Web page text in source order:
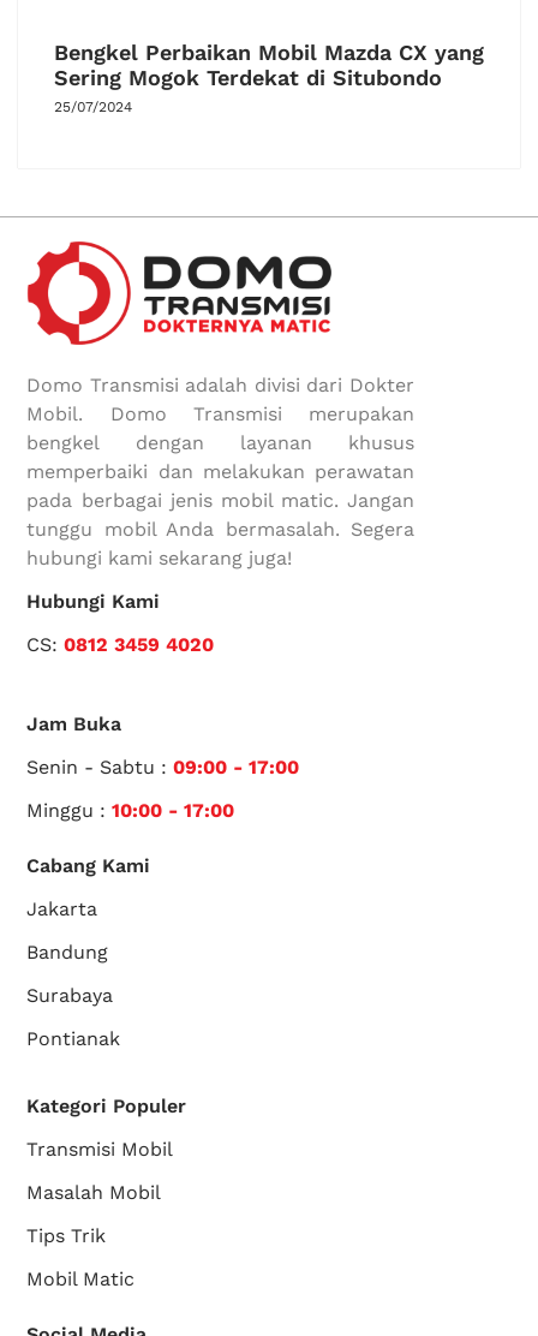
Bengkel Perbaikan Mobil Mazda CX yang
Sering Mogok Terdekat di Situbondo
25/07/2024
Domo Transmisi adalah divisi dari Dokter
Mobil. Domo Transmisi merupakan
bengkel dengan layanan khusus
memperbaiki dan melakukan perawatan
pada berbagai jenis mobil matic. Jangan
tunggu mobil Anda bermasalah. Segera
hubungi kami sekarang juga!
Hubungi Kami
CS:0812 3459 4020
Jam Buka
Senin - Sabtu :09:00 - 17:00
Minggu :10:00 - 17:00
Cabang Kami
Jakarta
Bandung
Surabaya
Pontianak
Kategori Populer
Transmisi Mobil
Masalah Mobil
Tips Trik
Mobil Matic